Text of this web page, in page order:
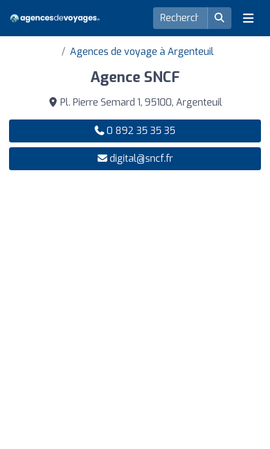
Agences de voyage à Argenteuil
Agence SNCF
Pl. Pierre Semard 1, 95100, Argenteuil
0 892 35 35 35
digital@sncf.fr